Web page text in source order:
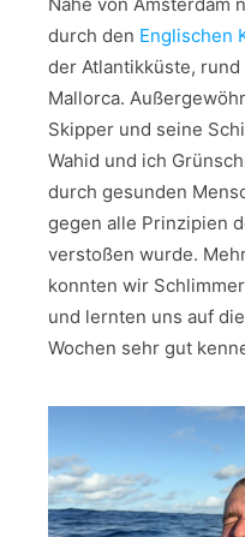
durch den Englischen
der Atlantikküste,
Mallorca.
Skipper und seine
Wahid und ich
durch gesunden
gegen alle Prinzipien
verstoßen wurde.
konnten wir
und lernten uns auf
Wochen sehr gut